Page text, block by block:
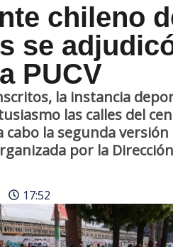
chileno
se
PUCV
la instancia
las calles del
cabo la segunda
por la
17:52